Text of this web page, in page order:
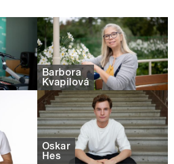
Barbora
Kvapilová
Oskar
Hes